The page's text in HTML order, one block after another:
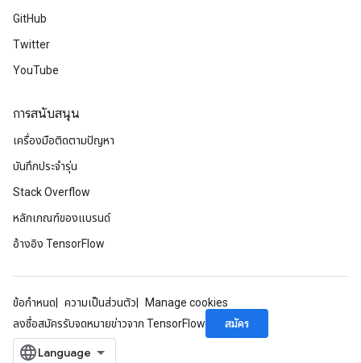
GitHub
Twitter
YouTube
การสนับสนุน
เครื่องมือติดตามปัญหา
บันทึกประจำรุ่น
Stack Overflow
หลักเกณฑ์ของแบรนด์
อ้างอิง TensorFlow
ข้อกำหนด ความเป็นส่วนตัว
Manage cookies
ลงชื่อสมัครรับจดหมายข่าวจาก TensorFlow
สมัคร